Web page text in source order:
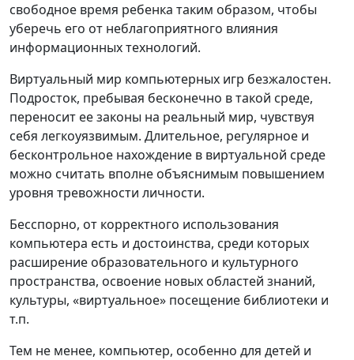
свободное время ребенка таким образом, чтобы
уберечь его от неблагоприятного влияния
информационных технологий.
Виртуальный мир компьютерных игр безжалостен.
Подросток, пребывая бесконечно в такой среде,
переносит ее законы на реальный мир, чувствуя
себя легкоуязвимым. Длительное, регулярное и
бесконтрольное нахождение в виртуальной среде
можно считать вполне объяснимым повышением
уровня тревожности личности.
Бесспорно, от корректного использования
компьютера есть и достоинства, среди которых
расширение образовательного и культурного
пространства, освоение новых областей знаний,
культуры, «виртуальное» посещение библиотеки и
т.п.
Тем не менее, компьютер, особенно для детей и